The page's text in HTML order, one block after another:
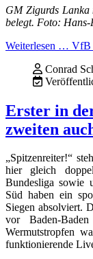
GM Zigurds Lanka
belegt. Foto: Hans-
Weiterlesen … VfB
Conrad
Erster in
zweiten
„Spitzenreiter!“
hier gleich
Bundesliga sowie
Süd haben ein
Siegen absolviert.
vor Baden-
Wermutstropfen
funktionierende